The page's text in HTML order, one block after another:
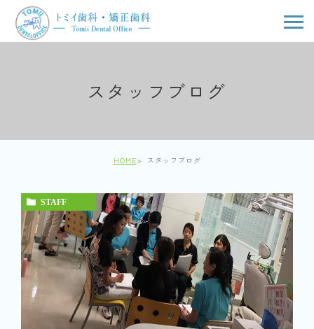
スタッフブログ
HOME スタッフブログ
STAFF